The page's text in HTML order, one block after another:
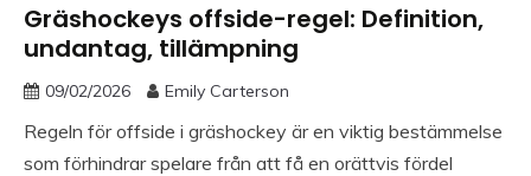
Gräshockeys offside-regel: Definition,
undantag, tillämpning
09/02/2026 Emily Carterson
Regeln för offside i gräshockey är en viktig bestämmelse
som förhindrar spelare från att få en orättvis fördel